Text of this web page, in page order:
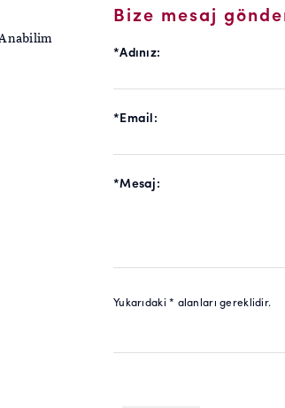
Bize mesaj
*Adınız:
*Email:
*Mesaj:
Yukarıdaki * alanları gereklidir.